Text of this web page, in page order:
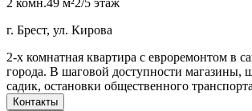
2 комн.49 м²2/5 этаж
г. Брест, ул. Кирова
2-х комнатная квартира с евроремонтом в
города. В шаговой доступности магазины,
садик, остановки общественного транспорта
Контакты